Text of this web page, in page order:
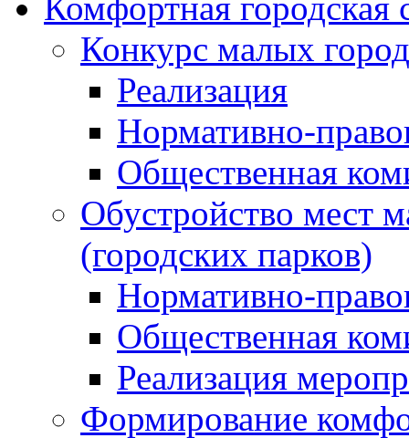
Конкурс малых
Реализация
Нормативно-
Общественная
Обустройство мест
(городских парков)
Нормативно-
Общественная
Реализация
Формирование